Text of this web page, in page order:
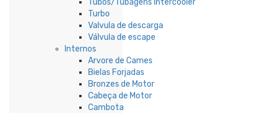
Tubos/Tubagens Intercooler
Turbo
Valvula de descarga
Válvula de escape
Internos
Arvore de Cames
Bielas Forjadas
Bronzes de Motor
Cabeça de Motor
Cambota